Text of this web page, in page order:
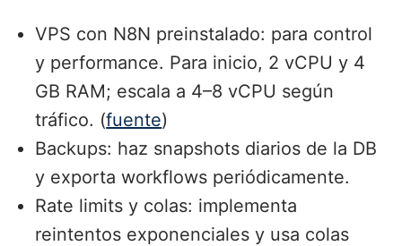
VPS con N8N preinstalado: para control
y performance. Para inicio, 2 vCPU y 4
GB RAM; escala a 4–8 vCPU según
tráfico. (fuente)
Backups: haz snapshots diarios de la DB
y exporta workflows periódicamente.
Rate limits y colas: implementa
reintentos exponenciales y usa colas